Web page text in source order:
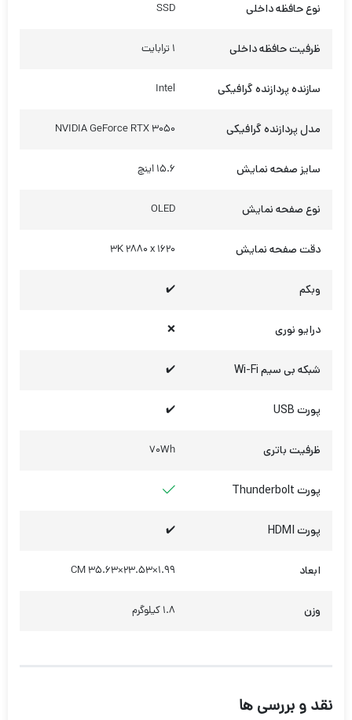
نوع حافظه داخلی SSD
ظرفیت حافظه داخلی 1 ترابایت
سازنده پردازنده گرافیکی Intel
مدل پردازنده گرافیکی NVIDIA GeForce RTX 3050
سایز صفحه نمایش 15.6 اینچ
نوع صفحه نمایش OLED
دقت صفحه نمایش 3K 2880 x 1620
وبکم ✔️
درایو نوری ❌
شبکه بی سیم Wi-Fi ✔️
پورت USB ✔️
ظرفیت باتری 70Wh
پورت Thunderbolt
پورت HDMI ✔️
ابعاد CM 35.63×23.53×1.99
وزن 1.8 کیلوگرم
نقد و بررسی ها